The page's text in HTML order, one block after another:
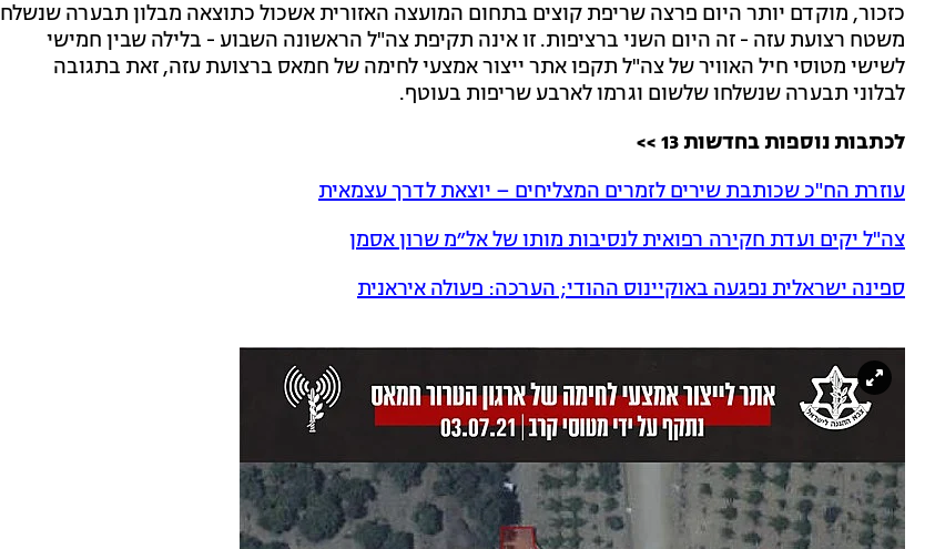
כזכור, מוקדם יותר היום פרצה שריפת קוצים בתחום המועצה האזורית אשכול כתוצאה מבלון תבערה שנשלח
משטח רצועת עזה - זה היום השני ברציפות. זו אינה תקיפת צה"ל הראשונה השבוע - בלילה שבין חמישי
לשישי מטוסי חיל האוויר של צה"ל תקפו אתר ייצור אמצעי לחימה של חמאס ברצועת עזה, זאת בתגובה
לבלוני תבערה שנשלחו שלשום וגרמו לארבע שריפות בעוטף.
לכתבות נוספות בחדשות 13 >>
עוזרת הח"כ שכותבת שירים לזמרים המצליחים – יוצאת לדרך עצמאית
צה"ל יקים ועדת חקירה רפואית לנסיבות מותו של אל״מ שרון אסמן
ספינה ישראלית נפגעה באוקיינוס ההודי; הערכה: פעולה איראנית